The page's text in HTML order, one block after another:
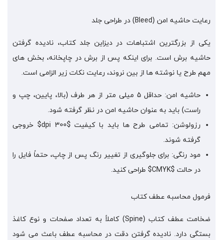
رعایت حاشیه امن (Bleed) در طراحی جلد
یکی از بزرگترین اشتباهات در دیزاین جلد کتاب، نادیده گرفتن
حاشیه برش است. برای اینکه پس از برش در چاپخانه، بخش های
مهم طرح یا نوشته ها از بین نروند، رعایت نکات زیر الزامی است.
حاشیه امن: حداقل 5 میلی متر از هر طرف (بالا، پایین، چپ و
راست) باید به عنوان حاشیه امن در نظر گرفته شود.
رزولوشن: تمامی طرح ها باید با کیفیت $300 dpi$ خروجی
گرفته شوند.
مود رنگی: برای جلوگیری از تغییر رنگ پس از چاپ، حتماً فایل را
در حالت $CMYK$ طراحی کنید.
فرمول محاسبه عطف کتاب
ضخامت عطف کتاب (Spine) کاملاً به تعداد صفحات و نوع کاغذ
بستگی دارد. نادیده گرفتن دقت در محاسبه عطف باعث می شود